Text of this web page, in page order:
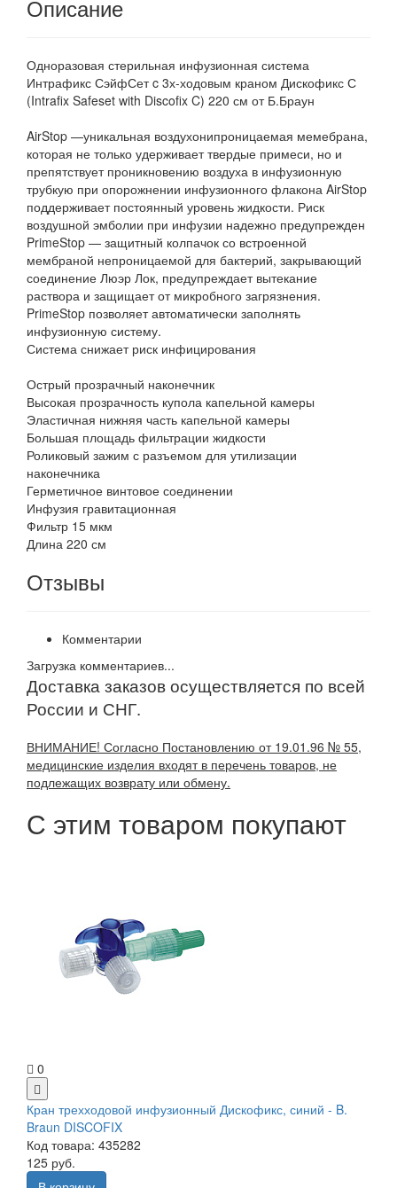
Описание
Одноразовая стерильная инфузионная система
Интрафикс СэйфСет c 3х-ходовым краном Дискофикс С
(Intrafix Safeset with Discofix C) 220 см от Б.Браун
AirStop —уникальная воздухонипроницаемая мемебрана,
которая не только удерживает твердые примеси, но и
препятствует проникновению воздуха в инфузионную
трубкую при опорожнении инфузионного флакона AirStop
поддерживает постоянный уровень жидкости. Риск
воздушной эмболии при инфузии надежно предупрежден
PrimeStop — защитный колпачок со встроенной
мембраной непроницаемой для бактерий, закрывающий
соединение Люэр Лок, предупреждает вытекание
раствора и защищает от микробного загрязнения.
PrimeStop позволяет автоматически заполнять
инфузионную систему.
Система снижает риск инфицирования
Острый прозрачный наконечник
Высокая прозрачность купола капельной камеры
Эластичная нижняя часть капельной камеры
Большая площадь фильтрации жидкости
Роликовый зажим с разъемом для утилизации
наконечника
Герметичное винтовое соединении
Инфузия гравитационная
Фильтр 15 мкм
Длина 220 см
Отзывы
Комментарии
Загрузка комментариев...
Доставка заказов осуществляется по всей
России и СНГ.
ВНИМАНИЕ! Согласно Постановлению от 19.01.96 № 55,
медицинские изделия входят в перечень товаров, не
подлежащих возврату или обмену.
С этим товаром покупают
0
Кран трехходовой инфузионный Дискофикс, синий - B.
Braun DISCOFIX
Код товара: 435282
125 руб.